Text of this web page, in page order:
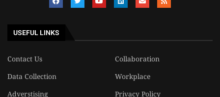
USEFUL LINKS
Contact Us
Collaboration
Data Collection
Workplace
Adverstising
Privacy Policy